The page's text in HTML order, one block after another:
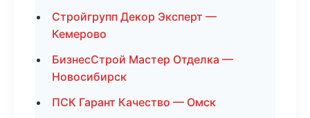
Стройгрупп Декор Эксперт —
Кемерово
БизнесСтрой Мастер Отделка —
Новосибирск
ПСК Гарант Качество — Омск